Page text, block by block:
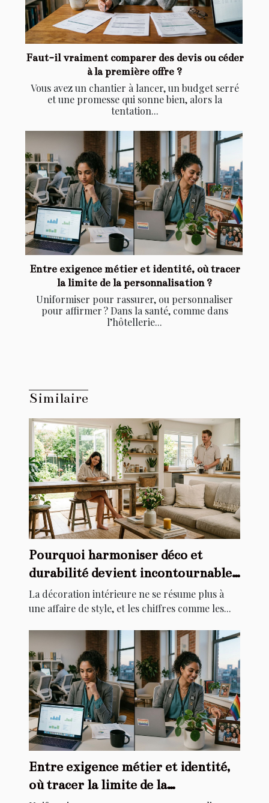
Faut-il vraiment comparer des devis ou céder
à la première offre ?
Vous avez un chantier à lancer, un budget serré
et une promesse qui sonne bien, alors la
tentation...
Entre exigence métier et identité, où tracer
la limite de la personnalisation ?
Uniformiser pour rassurer, ou personnaliser
pour affirmer ? Dans la santé, comme dans
l’hôtellerie...
Similaire
Pourquoi harmoniser déco et
durabilité devient incontournable
chez soi
La décoration intérieure ne se résume plus à
une affaire de style, et les chiffres comme les...
Entre exigence métier et identité,
où tracer la limite de la